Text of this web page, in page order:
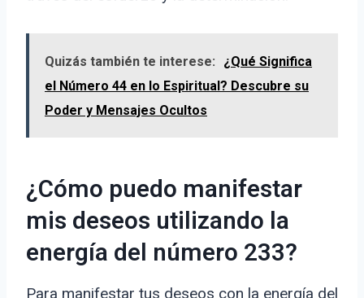
Quizás también te interese:
¿Qué Significa
el Número 44 en lo Espiritual? Descubre su
Poder y Mensajes Ocultos
¿Cómo puedo manifestar
mis deseos utilizando la
energía del número 233?
Para manifestar tus deseos con la energía del